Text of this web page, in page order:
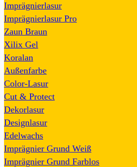
Imprägnierlasur
Imprägnierlasur Pro
Zaun Braun
Xilix Gel
Koralan
Außenfarbe
Color-Lasur
Cut & Protect
Dekorlasur
Designlasur
Edelwachs
Imprägnier Grund Weiß
Imprägnier Grund Farblos